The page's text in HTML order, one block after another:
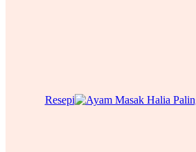
Resepi